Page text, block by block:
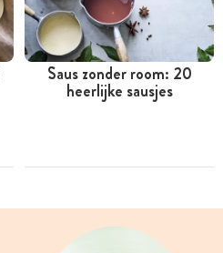
Saus zonder room: 20
heerlijke sausjes